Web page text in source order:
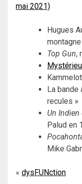
mai 2021)
Hugues
Top Gun,
La bande
recules »
Un Indien
Palud en
Mike
Navigation
dysFUNction